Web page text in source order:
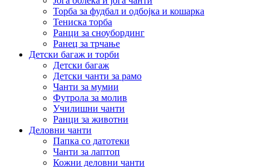
Торба за фудбал и одбојка и кошарка
Тениска торба
Ранци за сноубординг
Ранец за трчање
Детски багаж и торби
Детски багаж
Детски чанти за рамо
Чанти за мумии
Футрола за молив
Училишни чанти
Ранци за животни
Деловни чанти
Папка со датотеки
Чанти за лаптоп
Кожни деловни чанти